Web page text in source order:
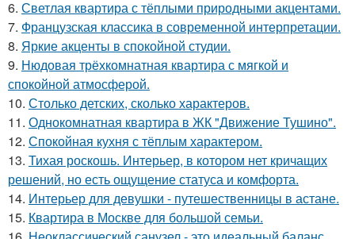
6. Светлая квартира с тёплыми природными акцентами.
7. Французская классика в современной интерпретации.
8. Яркие акценты в спокойной студии.
9. Нюдовая трёхкомнатная квартира с мягкой и
спокойной атмосферой.
10. Столько детских, сколько характеров.
11. Однокомнатная квартира в ЖК "Движение Тушино".
12. Спокойная кухня с тёплым характером.
13. Тихая роскошь. Интерьер, в котором нет кричащих
решений, но есть ощущение статуса и комфорта.
14. Интерьер для девушки - путешественницы в астане.
15. Квартира в Москве для большой семьи.